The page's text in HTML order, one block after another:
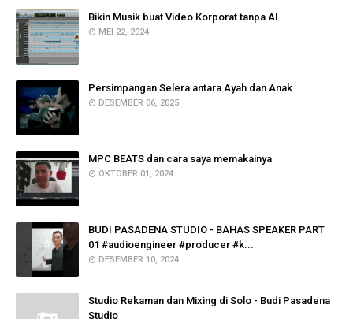
Bikin Musik buat Video Korporat tanpa AI
MEI 22, 2024
Persimpangan Selera antara Ayah dan Anak
DESEMBER 06, 2025
MPC BEATS dan cara saya memakainya
OKTOBER 01, 2024
BUDI PASADENA STUDIO - BAHAS SPEAKER PART
01 #audioengineer #producer #k...
DESEMBER 10, 2024
Studio Rekaman dan Mixing di Solo - Budi Pasadena
Studio